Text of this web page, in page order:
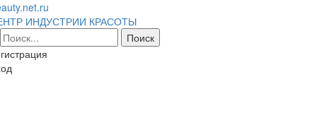
ИНДУСТРИИ КРАСОТЫ